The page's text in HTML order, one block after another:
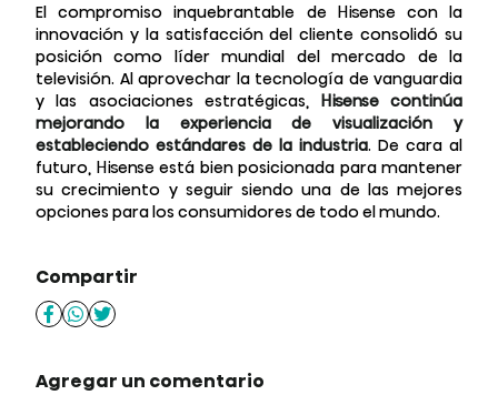
El compromiso inquebrantable de Hisense con la
innovación y la satisfacción del cliente consolidó su
posición como líder mundial del mercado de la
televisión. Al aprovechar la tecnología de vanguardia
y las asociaciones estratégicas, Hisense continúa
mejorando la experiencia de visualización y
estableciendo estándares de la industria. De cara al
futuro, Hisense está bien posicionada para mantener
su crecimiento y seguir siendo una de las mejores
opciones para los consumidores de todo el mundo.
Compartir
Agregar un comentario